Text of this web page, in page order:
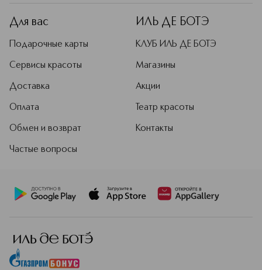
Для вас
Подарочные карты
Сервисы красоты
Доставка
Оплата
Обмен и возврат
Частые вопросы
ИЛЬ ДЕ БОТЭ
КЛУБ ИЛЬ ДЕ БОТЭ
Магазины
Акции
Театр красоты
Контакты